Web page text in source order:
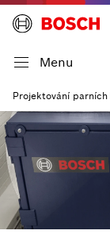
Menu
Projektování